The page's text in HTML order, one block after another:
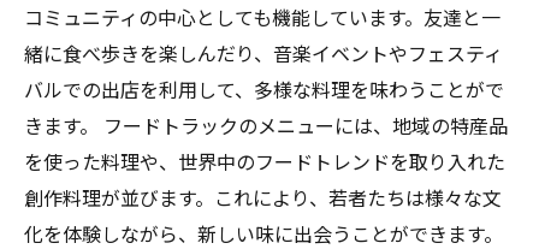
コミュニティの中心としても機能しています。友達と一
緒に食べ歩きを楽しんだり、音楽イベントやフェスティ
バルでの出店を利用して、多様な料理を味わうことがで
きます。 フードトラックのメニューには、地域の特産品
を使った料理や、世界中のフードトレンドを取り入れた
創作料理が並びます。これにより、若者たちは様々な文
化を体験しながら、新しい味に出会うことができます。